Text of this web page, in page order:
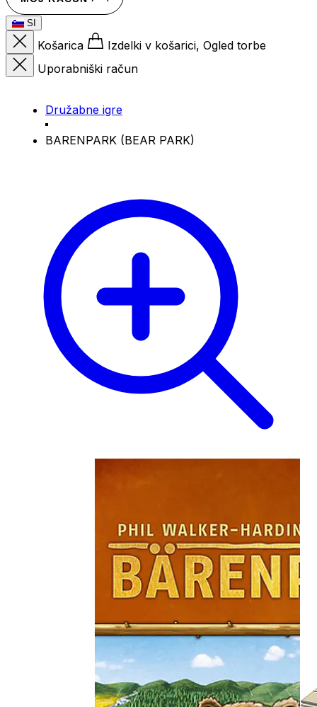
SI
Košarica
Izdelki v košarici, Ogled torbe
Uporabniški račun
Družabne igre
BARENPARK (BEAR PARK)